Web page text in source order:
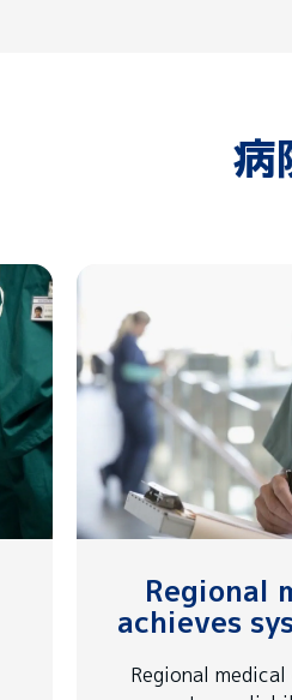
病
Regional
achieves
Regional